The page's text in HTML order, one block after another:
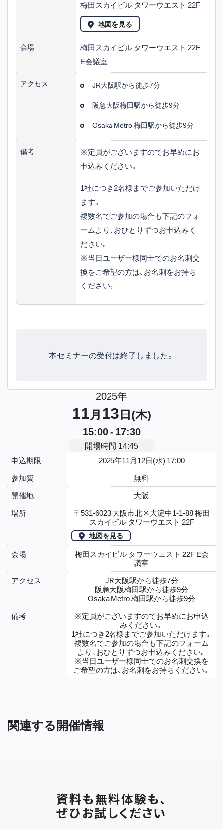
梅田スカイビル タワーウエスト 22F
地図を見る
会場
梅田スカイビル タワーウエスト 22F
E会議室
アクセス
JR大阪駅から徒歩7分
阪急大阪梅田駅から徒歩9分
Osaka Metro 梅田駅から徒歩9分
備考
※定員がございますのでお早めにお
申込みください。
1社につき2名様までご参加いただけ
ます。
複数名でご参加の場合も下記のフォ
ームより、おひとりずつお申込みく
ださい。
※当日ユーザー様同士でのお名刺交
換をご希望の方は、お名刺をお持ち
ください。
本セミナーの受付は終了しました。
2025年
11月13日(木)
15:00 - 17:30
開場時間 14:45
申込期限
2025年11月12日(水) 17:00
参加費
無料
開催地
大阪
場所
〒531-6023 大阪市北区大淀中1-1-88 梅田
スカイビル タワーウエスト 22F
地図を見る
会場
梅田スカイビル タワーウエスト 22F E会
議室
アクセス
JR大阪駅から徒歩7分
阪急大阪梅田駅から徒歩9分
Osaka Metro 梅田駅から徒歩9分
備考
※定員がございますのでお早めにお申込
みください。
1社につき2名様までご参加いただけます。
複数名でご参加の場合も下記のフォーム
より、おひとりずつお申込みください。
※当日ユーザー様同士でのお名刺交換を
ご希望の方は、お名刺をお持ちください。
関連する開催情報
資料も無料体験も、
ぜひお試しください